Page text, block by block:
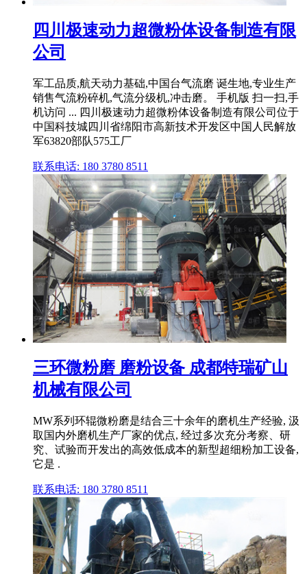
四川极速动力超微粉体设备制造有限
公司
军工品质,航天动力基础,中国台气流磨 诞生地,专业生产
销售气流粉碎机,气流分级机,冲击磨。 手机版 扫一扫,手
机访问 ... 四川极速动力超微粉体设备制造有限公司位于
中国科技城四川省绵阳市高新技术开发区中国人民解放
军63820部队575工厂
联系电话: 180 3780 8511
三环微粉磨 磨粉设备 成都特瑞矿山
机械有限公司
MW系列环辊微粉磨是结合三⼗余年的磨机⽣产经验, 汲
取国内外磨机⽣产⼚家的优点, 经过多次充分考察、研
究、试验⽽开发出的⾼效低成本的新型超细粉加⼯设备,
它是 .
联系电话: 180 3780 8511